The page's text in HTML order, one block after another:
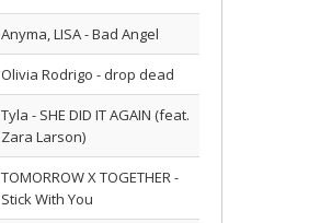
Anyma, LISA - Bad Angel
Olivia Rodrigo - drop dead
Tyla - SHE DID IT AGAIN (feat.
Zara Larson)
TOMORROW X TOGETHER -
Stick With You